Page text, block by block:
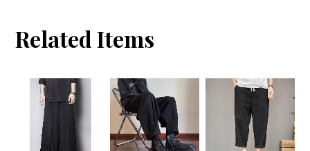
Related Items